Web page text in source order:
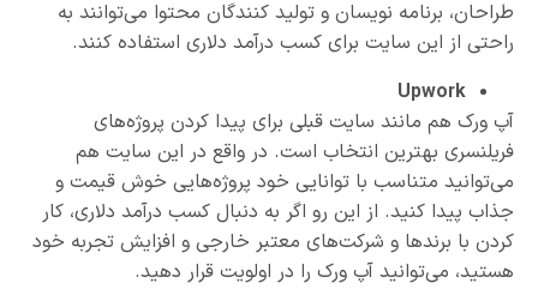
طراحان، برنامه نویسان و تولید کنندگان محتوا می‌توانند به
راحتی از این سایت برای کسب درآمد دلاری استفاده کنند.
Upwork
آپ ورک هم مانند سایت قبلی برای پیدا کردن پروژه‌های
فریلنسری بهترین انتخاب است. در واقع در این سایت هم
می‌توانید متناسب با توانایی خود پروژه‌هایی خوش قیمت و
جذاب پیدا کنید. از این رو اگر به دنبال کسب درآمد دلاری، کار
کردن با برندها و شرکت‌های معتبر خارجی و افزایش تجربه خود
هستید، می‌توانید آپ ورک را در اولویت قرار دهید.